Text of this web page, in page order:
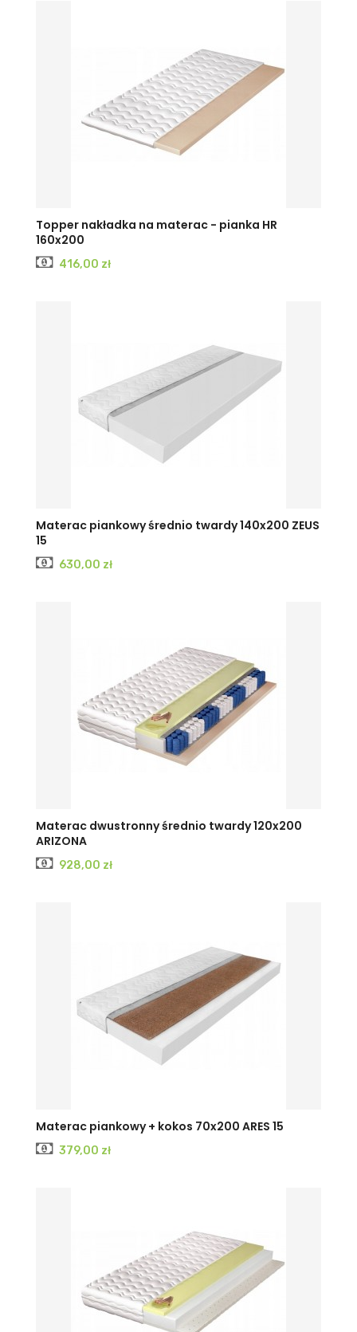
Topper nakładka na materac - pianka HR
160x200
Cena
416,00 zł
Materac piankowy średnio twardy 140x200 ZEUS
15
Cena
630,00 zł
Materac dwustronny średnio twardy 120x200
ARIZONA
Cena
928,00 zł
Materac piankowy + kokos 70x200 ARES 15
Cena
379,00 zł